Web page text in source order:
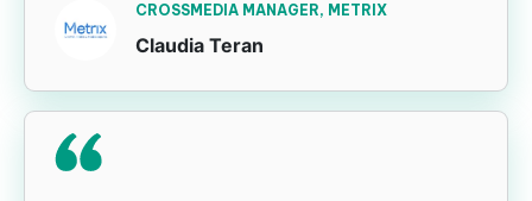
CROSSMEDIA MANAGER, METRIX
Claudia Teran